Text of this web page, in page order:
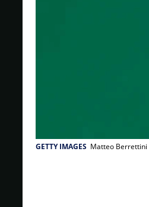
GETTY IMAGES Matteo Berrettini